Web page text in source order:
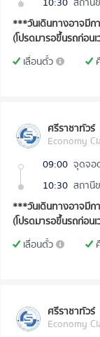
***วันเดินทางอาจมีกา
(โปรดมารอขึ้นรถก่อน
เลื่อนตั๋ว
ศรีราชาทัวร์
Economy
09:00 จุดจอ
10:30
***วันเดินทางอาจมีกา
(โปรดมารอขึ้นรถก่อน
เลื่อนตั๋ว
ศรีราชาทัวร์
Economy